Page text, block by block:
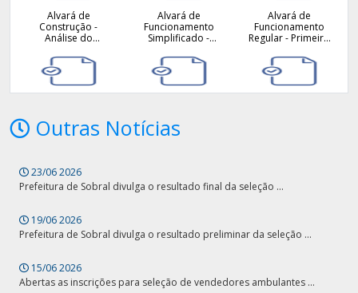
Alvará de
Construção -
Análise do
Arquitetônico -
Atendimento
Alvará de
Funcionamento
Simplificado -
Alteração -
Requisição
Alvará de
Funcionamento
Regular - Primeiro
Requisição
Atendimento
Regular -
Renovação -
Consulta de
Atividades
Econômicas -
Consulta de
Atendimento
Desmembramento
Habite-se -
Requisição
Atendimento
Requisição
Outras Notícias
23/06 2026
Prefeitura de Sobral divulga o resultado final da seleção ...
19/06 2026
Prefeitura de Sobral divulga o resultado preliminar da seleção ...
15/06 2026
Abertas as inscrições para seleção de vendedores ambulantes ...